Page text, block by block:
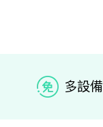
多设备